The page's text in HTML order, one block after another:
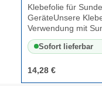
Klebefolie für
GeräteUnsere
Verwendung mit
Geräten entwickelt
Methode zur
Originalprodukt und
Ergebnisse. Sie
Sofort lieferbar
14,28 €